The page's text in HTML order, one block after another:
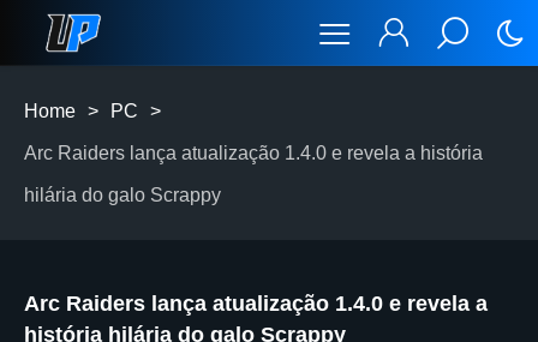
Home > PC >
Arc Raiders lança atualização 1.4.0 e revela a história
hilária do galo Scrappy
Arc Raiders lança atualização 1.4.0 e revela a
história hilária do galo Scrappy